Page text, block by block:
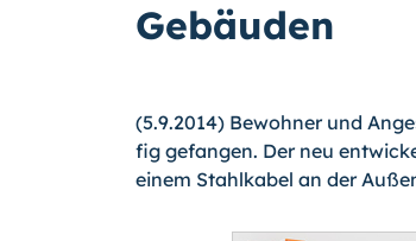
Gebäuden
(5.9.2014) Bewohner und
fig gefangen. Der neu
einem Stahlkabel an der